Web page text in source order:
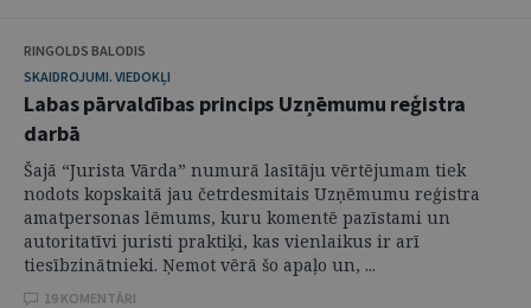
RINGOLDS BALODIS
SKAIDROJUMI. VIEDOKĻI
Labas pārvaldības princips Uzņēmumu reģistra
darbā
Šajā “Jurista Vārda” numurā lasītāju vērtējumam tiek
nodots kopskaitā jau četrdesmitais Uzņēmumu reģistra
amatpersonas lēmums, kuru komentē pazīstami un
autoritatīvi juristi praktiķi, kas vienlaikus ir arī
tiesībzinātnieki. Ņemot vērā šo apaļo un, ...
19 KOMENTĀRI